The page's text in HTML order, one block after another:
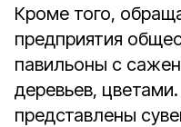
Кроме того,
предприятия
павильоны с
деревьев,
представлены